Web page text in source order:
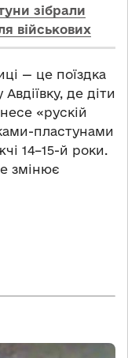
зібрали
військових
— це поїздка
де діти
«рускій
пластунами
14–15-й роки.
змінює